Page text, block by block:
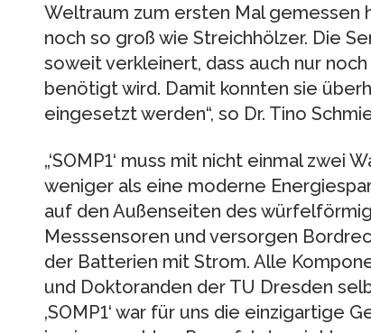
Weltraum zum ersten Mal gemessen
noch so groß wie Streichhölzer. Die
soweit verkleinert, dass auch nur
benötigt wird. Damit konnten sie
eingesetzt werden“, so Dr. Tino
„‘SOMP1‘ muss mit nicht einmal
weniger als eine moderne
auf den Außenseiten des
Messsensoren und versorgen
der Batterien mit Strom. Alle
und Doktoranden der TU Dresden
‚SOMP1‘ war für uns die einzigartige